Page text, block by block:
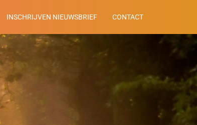
INSCHRIJVEN NIEUWSBRIEF CONTACT